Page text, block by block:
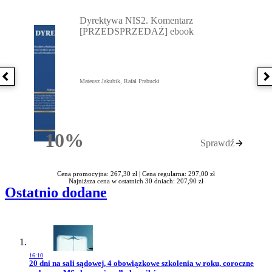
Poprzednia książka
10%Rabatu
Dyrektywa NIS2. Komentarz
[PRZEDSPRZEDAŻ] ebook
Mateusz Jakubik, Rafał Prabucki
Sprawdź
Cena promocyjna: 267,30 zł | Cena regularna: 297,00 zł
Najniższa cena w ostatnich 30 dniach: 207,90 zł
Ostatnio dodane
16:10
Przejdź do artykułu:
20 dni na sali sądowej, 4 obowiązkowe szkolenia w roku, coroczne